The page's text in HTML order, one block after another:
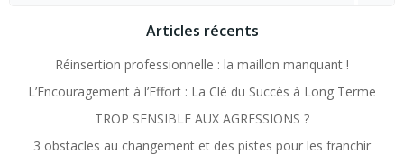
Articles récents
Réinsertion professionnelle : la maillon manquant !
L’Encouragement à l’Effort : La Clé du Succès à Long Terme
TROP SENSIBLE AUX AGRESSIONS ?
3 obstacles au changement et des pistes pour les franchir